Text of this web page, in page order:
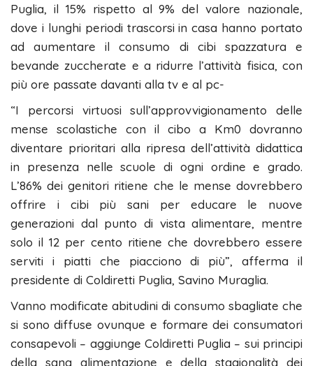
Puglia, il 15% rispetto al 9% del valore nazionale,
dove i lunghi periodi trascorsi in casa hanno portato
ad aumentare il consumo di cibi spazzatura e
bevande zuccherate e a ridurre l’attività fisica, con
più ore passate davanti alla tv e al pc-
“I percorsi virtuosi sull’approvvigionamento delle
mense scolastiche con il cibo a Km0 dovranno
diventare prioritari alla ripresa dell’attività didattica
in presenza nelle scuole di ogni ordine e grado.
L’86% dei genitori ritiene che le mense dovrebbero
offrire i cibi più sani per educare le nuove
generazioni dal punto di vista alimentare, mentre
solo il 12 per cento ritiene che dovrebbero essere
serviti i piatti che piacciono di più”, afferma il
presidente di Coldiretti Puglia, Savino Muraglia.
Vanno modificate abitudini di consumo sbagliate che
si sono diffuse ovunque e formare dei consumatori
consapevoli – aggiunge Coldiretti Puglia – sui principi
della sana alimentazione e della stagionalità dei